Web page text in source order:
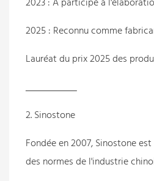
2025 : Reconnu comme
Lauréat du prix 2025 des
2. Sinostone
Fondée en 2007, Sinostone
des normes de l'industrie